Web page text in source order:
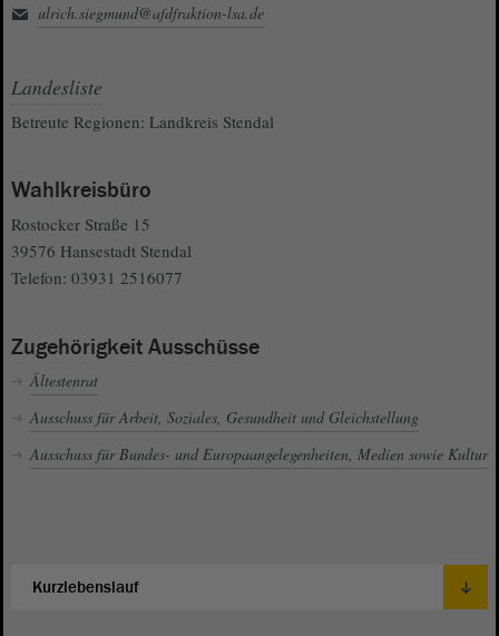
ulrich.siegmund@afdfraktion-lsa.de
Landesliste
Betreute Regionen: Landkreis Stendal
Wahlkreisbüro
Rostocker Straße 15
39576 Hansestadt Stendal
Telefon: 03931 2516077
Zugehörigkeit Ausschüsse
Ältestenrat
Ausschuss für Arbeit, Soziales, Gesundheit und Gleichstellung
Ausschuss für Bundes- und Europaangelegenheiten, Medien sowie Kultur